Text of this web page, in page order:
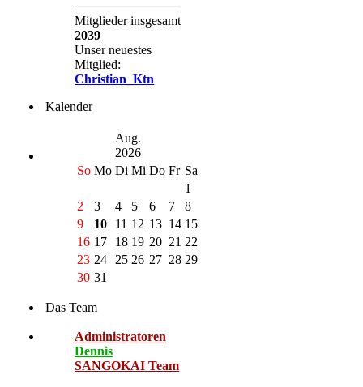
Mitglieder insgesamt
2039
Unser neuestes
Mitglied:
Christian_Ktn
Kalender
Aug.
2026
So Mo Di Mi Do Fr Sa
1
2
3 4 5 6 7
8
9
10 11 12 13 14 15
16 17 18 19 20 21 22
23 24 25 26 27 28 29
30 31
Das Team
Administratoren
Dennis
SANGOKAI Team